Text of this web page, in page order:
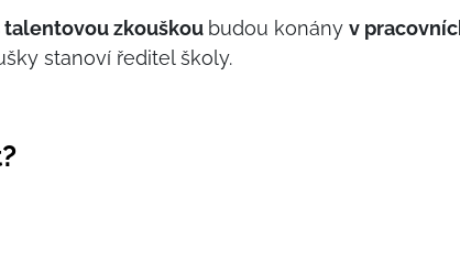
talentovou zkouškou budou konány v
stanoví ředitel školy.